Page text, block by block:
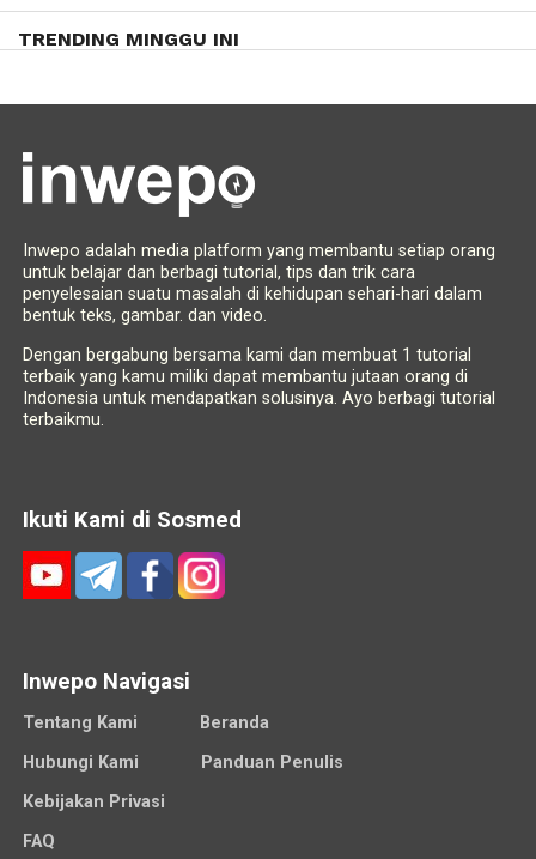
TRENDING MINGGU INI
Inwepo adalah media platform yang membantu setiap orang
untuk belajar dan berbagi tutorial, tips dan trik cara
penyelesaian suatu masalah di kehidupan sehari-hari dalam
bentuk teks, gambar. dan video.
Dengan bergabung bersama kami dan membuat 1 tutorial
terbaik yang kamu miliki dapat membantu jutaan orang di
Indonesia untuk mendapatkan solusinya. Ayo berbagi tutorial
terbaikmu.
Ikuti Kami di Sosmed
Inwepo Navigasi
Tentang Kami
Beranda
Hubungi Kami
Panduan Penulis
Kebijakan Privasi
FAQ